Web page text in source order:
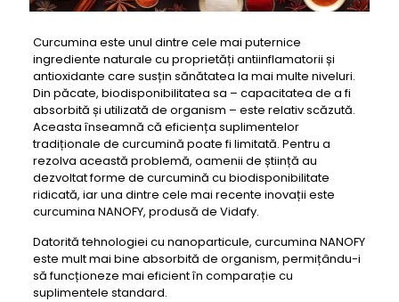
Curcumina este unul dintre cele mai puternice
ingrediente naturale cu proprietăți antiinflamatorii și
antioxidante care susțin sănătatea la mai multe niveluri.
Din păcate, biodisponibilitatea sa – capacitatea de a fi
absorbită și utilizată de organism – este relativ scăzută.
Aceasta înseamnă că eficiența suplimentelor
tradiționale de curcumină poate fi limitată. Pentru a
rezolva această problemă, oamenii de știință au
dezvoltat forme de curcumină cu biodisponibilitate
ridicată, iar una dintre cele mai recente inovații este
curcumina NANOFY, produsă de Vidafy.
Datorită tehnologiei cu nanoparticule, curcumina NANOFY
este mult mai bine absorbită de organism, permițându-i
să funcționeze mai eficient în comparație cu
suplimentele standard.